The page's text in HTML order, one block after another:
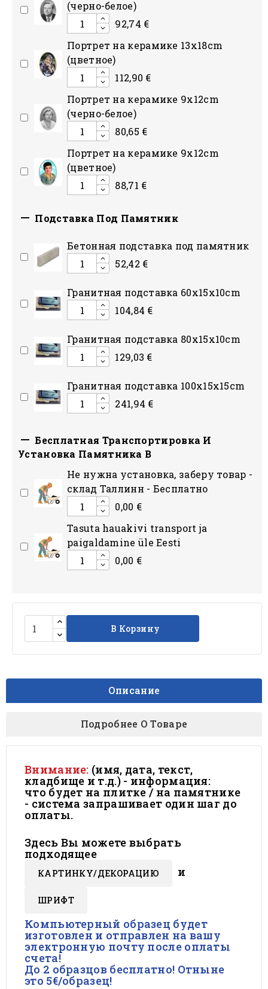
(черно-белое)
92,74 €
Портрет на керамике 13x18cm
(цветное)
112,90 €
Портрет на керамике 9x12cm
(черно-белое)
80,65 €
Портрет на керамике 9x12cm
(цветное)
88,71 €
 Подставка Под Памятник
Бетонная подставка под памятник
52,42 €
Гранитная подставка 60x15x10cm
104,84 €
Гранитная подставка 80x15x10сm
129,03 €
Гранитная подставка 100x15x15сm
241,94 €
 Бесплатная Транспортировка И
Установка Памятника В
Hе нужна установка, заберу товар -
склад Таллинн - Бесплатно
0,00 €
Tasuta hauakivi transport ja
paigaldamine üle Eesti
0,00 €
В Корзину
Описание
Подробнее О Товаре
Внимание: (имя, дата, текст,
кладбище и т.д.) - информация:
что будет на плитке / на памятнике
- система запрашивает один шаг до
оплаты.
Здесь Вы можете выбрать
подходящее
КАРТИНКY/ДЕКОРАЦИЮ и
ШРИФТ
Компьютерный образец будет
изготовлен и отправлен на вашу
электронную почту после оплаты
счета!
До 2 образцов бесплатно! Отныне
это 5€/образец!